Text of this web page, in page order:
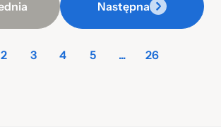
2 3 4 5 ... 26
Następna